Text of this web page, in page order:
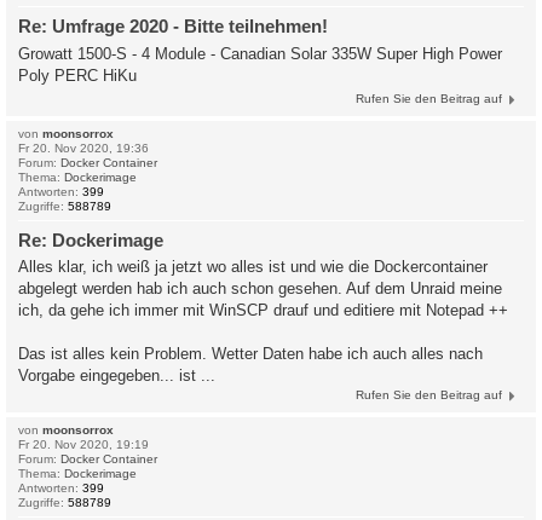
Re: Umfrage 2020 - Bitte teilnehmen!
Growatt 1500-S - 4 Module - Canadian Solar 335W Super High Power
Poly PERC HiKu
Rufen Sie den Beitrag auf
von moonsorrox
Fr 20. Nov 2020, 19:36
Forum: Docker Container
Thema: Dockerimage
Antworten: 399
Zugriffe: 588789
Re: Dockerimage
Alles klar, ich weiß ja jetzt wo alles ist und wie die Dockercontainer
abgelegt werden hab ich auch schon gesehen. Auf dem Unraid meine
ich, da gehe ich immer mit WinSCP drauf und editiere mit Notepad ++
Das ist alles kein Problem. Wetter Daten habe ich auch alles nach
Vorgabe eingegeben... ist ...
Rufen Sie den Beitrag auf
von moonsorrox
Fr 20. Nov 2020, 19:19
Forum: Docker Container
Thema: Dockerimage
Antworten: 399
Zugriffe: 588789